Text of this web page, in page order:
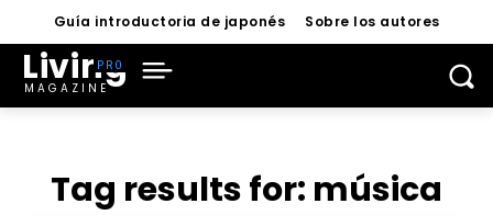
Guía introductoria de japonés Sobre los autores
Living
MAGAZINE
Tag results for: música